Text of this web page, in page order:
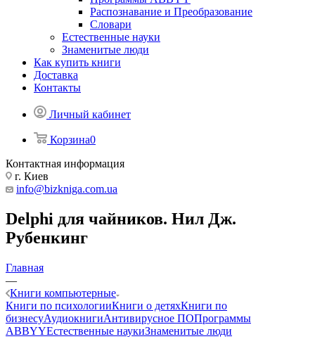
Распознавание и Преобразование
Словари
Естественные науки
Знаменитые люди
Как купить книги
Доставка
Контакты
Личный кабинет
Корзина0
Контактная информация
г. Киев
info@bizkniga.com.ua
Delphi для чайников. Нил Дж.
Рубенкинг
Главная
—
Книги компьютерные
Книги по психологииКниги о детяхКниги по
бизнесуАудиокнигиАнтивирусное ПОПрограммы
ABBYYЕстественные наукиЗнаменитые люди